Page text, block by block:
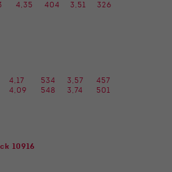
4,35 404 3,51 326
4,17 534 3,57
457
4,09 548 3,74 501
10916